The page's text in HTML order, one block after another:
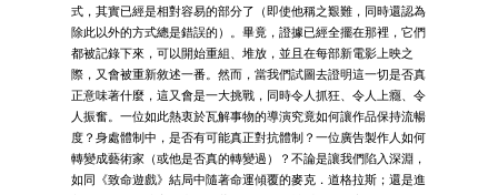
式，其實已經是相對容易的部分了（即使他稱之艱難，同時還認為
除此以外的方式總是錯誤的）。畢竟，證據已經全擺在那裡，它們
都被記錄下來，可以開始重組、堆放，並且在每部新電影上映之
際，又會被重新敘述一番。然而，當我們試圖去證明這一切是否真
正意味著什麼，這又會是一大挑戰，同時令人抓狂、令人上癮、令
人振奮。一位如此熱衷於瓦解事物的導演究竟如何讓作品保持流暢
度？身處體制中，是否有可能真正對抗體制？一位廣告製作人如何
轉變成藝術家（或他是否真的轉變過）？不論是讓我們陷入深淵，
如同《致命遊戲》結局中隨著命運傾覆的麥克．道格拉斯；還是進